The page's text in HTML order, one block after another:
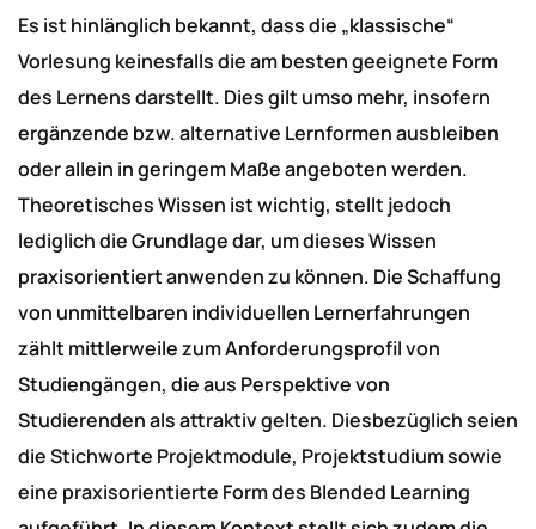
Es ist hinlänglich bekannt, dass die „klassische“
Vorlesung keinesfalls die am besten geeignete Form
des Lernens darstellt. Dies gilt umso mehr, insofern
ergänzende bzw. alternative Lernformen ausbleiben
oder allein in geringem Maße angeboten werden.
Theoretisches Wissen ist wichtig, stellt jedoch
lediglich die Grundlage dar, um dieses Wissen
praxisorientiert anwenden zu können. Die Schaffung
von unmittelbaren individuellen Lernerfahrungen
zählt mittlerweile zum Anforderungsprofil von
Studiengängen, die aus Perspektive von
Studierenden als attraktiv gelten. Diesbezüglich seien
die Stichworte Projektmodule, Projektstudium sowie
eine praxisorientierte Form des Blended Learning